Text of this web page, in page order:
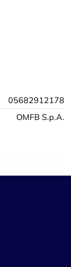
05682912178
OMFB S.p.A.